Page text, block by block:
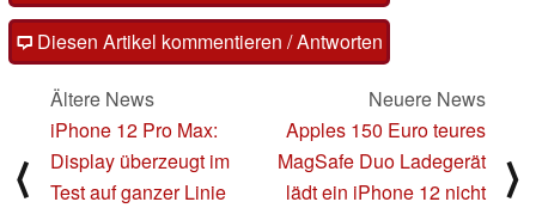
Diesen Artikel kommentieren / Antworten
⟨
Ältere News
iPhone 12 Pro Max:
Display überzeugt im
Test auf ganzer Linie
Neuere News
Apples 150 Euro teures
MagSafe Duo Ladegerät
lädt ein iPhone 12 nicht
⟩